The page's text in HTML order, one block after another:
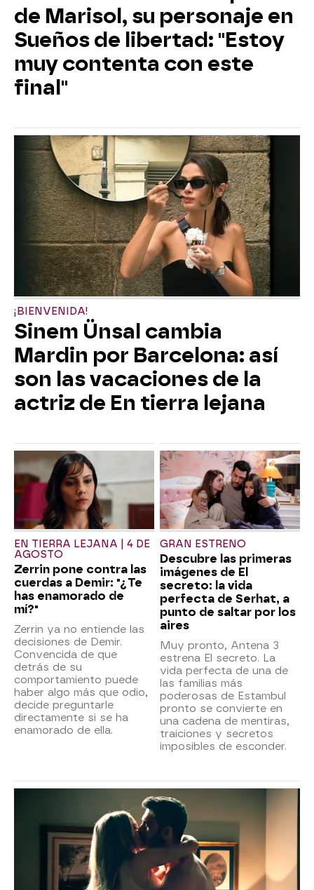
de Marisol, su personaje en
Sueños de libertad: "Estoy
muy contenta con este
final"
¡BIENVENIDA!
Sinem Ünsal cambia
Mardin por Barcelona: así
son las vacaciones de la
actriz de En tierra lejana
EN TIERRA LEJANA | 4 DE
AGOSTO
Zerrin pone contra las
cuerdas a Demir: "¿Te
has enamorado de
mí?"
Zerrin ya no entiende las
decisiones de Demir.
Convencida de que
detrás de su
comportamiento puede
haber algo más que odio,
decide preguntarle
directamente si se ha
enamorado de ella.
GRAN ESTRENO
Descubre las primeras
imágenes de El
secreto: la vida
perfecta de Serhat, a
punto de saltar por los
aires
Muy pronto, Antena 3
estrena El secreto. La
vida perfecta de una de
las familias más
poderosas de Estambul
pronto se convierte en
una cadena de mentiras,
traiciones y secretos
imposibles de esconder.